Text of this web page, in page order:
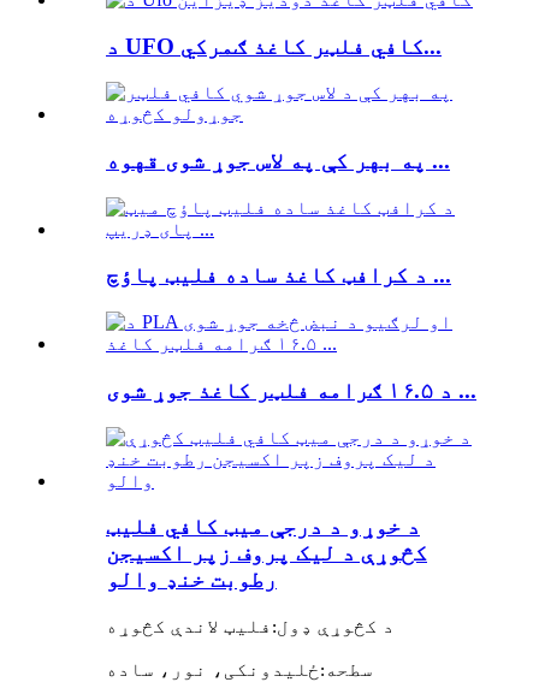
د UFO کافي فلټر کاغذ ګمرکي...
په بهر کې په لاس جوړ شوی قهوه ...
د کرافټ کاغذ ساده فلیټ پاؤچ ...
د ۱۶.۵ ګرامه فلټر کاغذ جوړ شوی ...
د خوړو د درجې میټ کافي فلیټ
کڅوړې د لیک پروف زپر اکسیجن
رطوبت خنډ والو
د کڅوړې ډول: فلیټ لاندې کڅوړه
سطحه :ځلیدونکی، نور، ساده